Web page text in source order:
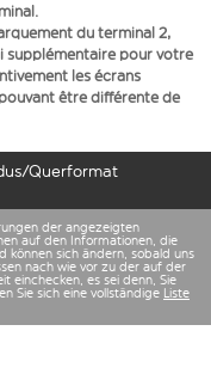
du terminal 2,
supplémentaire pour votre
les écrans
être différente de
Querformat
der angezeigten
auf den Informationen, die
können sich ändern, sobald uns
nach wie vor zu der auf der
einchecken, es sei denn, Sie
Sie sich eine vollständige Liste